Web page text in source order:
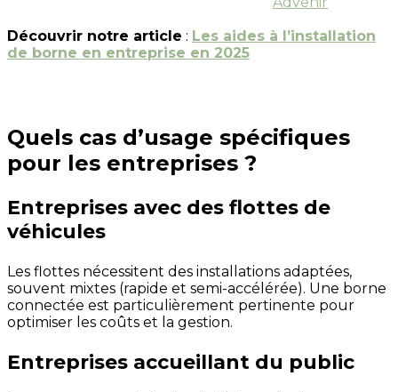
Découvrir notre article : Les aides à l’installation
de borne en entreprise en 2025
Quels cas d’usage spécifiques
pour les entreprises ?
Entreprises avec des flottes de
véhicules
Les flottes nécessitent des installations adaptées,
souvent mixtes (rapide et semi-accélérée). Une borne
connectée est particulièrement pertinente pour
optimiser les coûts et la gestion.
Entreprises accueillant du public